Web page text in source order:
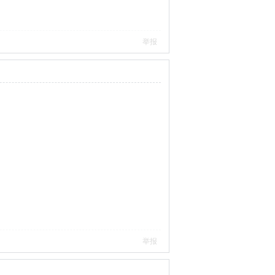
举报
举报